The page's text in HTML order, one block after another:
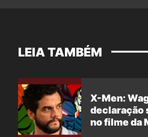
LEIA TAMBÉM
X-Men:
declaração
no filme da